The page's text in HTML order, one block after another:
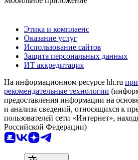
Этика и комплаенс
Оказание услуг
Использование сайтов
Защита персональных данных
ИТ аккредитация
На информационном ресурсе hh.ru
рекомендательные технологии
предоставления информации на
и анализа сведений, относящихся к
пользователей сети «Интернет»,
Российской Федерации)